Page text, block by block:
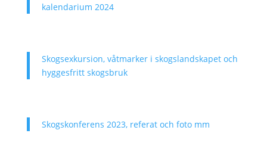
kalendarium 2024
Skogsexkursion, våtmarker i skogslandskapet och
hyggesfritt skogsbruk
Skogskonferens 2023, referat och foto mm